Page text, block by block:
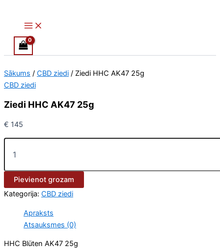
content
Sākums / CBD ziedi / Ziedi HHC AK47 25g
CBD ziedi
Ziedi HHC AK47 25g
€ 145
daudzums
Pievienot grozam
Kategorija: CBD ziedi
Apraksts
Atsauksmes (0)
HHC Blüten AK47 25g